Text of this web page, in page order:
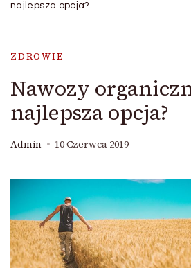
najlepsza opcja?
ZDROWIE
Nawozy
najlepsza opcja?
Admin 10 Czerwca 2019